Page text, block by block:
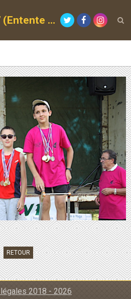
ESF 77 (Entente Sportive de la Forêt)
RETOUR
2018 - 2026